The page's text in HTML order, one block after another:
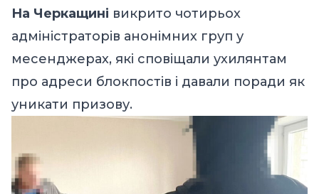
На Черкащині викрито чотирьох
адміністраторів анонімних груп у
месенджерах, які сповіщали ухилянтам
про адреси блокпостів і давали поради як
уникати призову.